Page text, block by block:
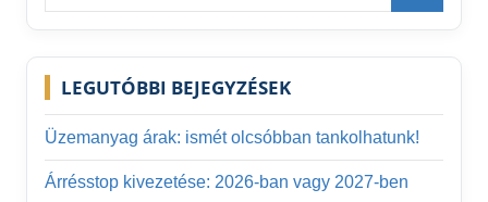
Search
LEGUTÓBBI BEJEGYZÉSEK
Üzemanyag árak: ismét olcsóbban tankolhatunk!
Árrésstop kivezetése: 2026-ban vagy 2027-ben